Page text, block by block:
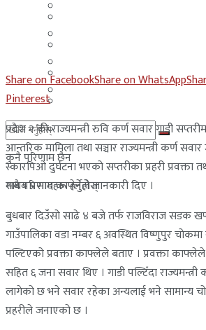
साउदी अरब
कुनै परिणाम छैन
सबै परिणामहरू हेर्नुहोस्
युएई
साउदी अरब
Share on FacebookShare on WhatsApp
Pinterest
प्रदेश २ की राज्यमन्त्री रुवि कर्ण सवार गाडी
आन्तरिक मामिला तथा सञ्चार राज्यमन्त्री कर्ण
स्कारपिओ दुर्घटना भएको सप्तरीका प्रहरी प्रवक्ता
माधव प्रसाद काफ्लेले जानकारी दिए ।
बुधबार दिउँसो साढे ४ बजे तर्फ राजविराज सडक
गाउँपालिका वडा नम्बर ६ अवस्थित विष्णुपुर
पल्टिएको प्रवक्ता काफ्लेले बताए । प्रवक्ता काफ्लेले
सहित ६ जना सवार थिए । गाडी पल्टिँदा राज्यमन्त्री
लागेको छ भने सवार रहेका अन्यलाई भने सामान्य
प्रहरीले जनाएको छ ।